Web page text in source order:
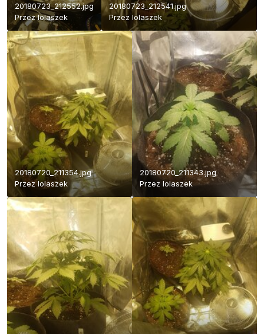
20180723_212552.jpg
Przezlolaszek
20180723_212541.jpg
Przez lolaszek
20180720_211354.jpg
Przezlolaszek
20180720_211343.jpg
Przez lolaszek